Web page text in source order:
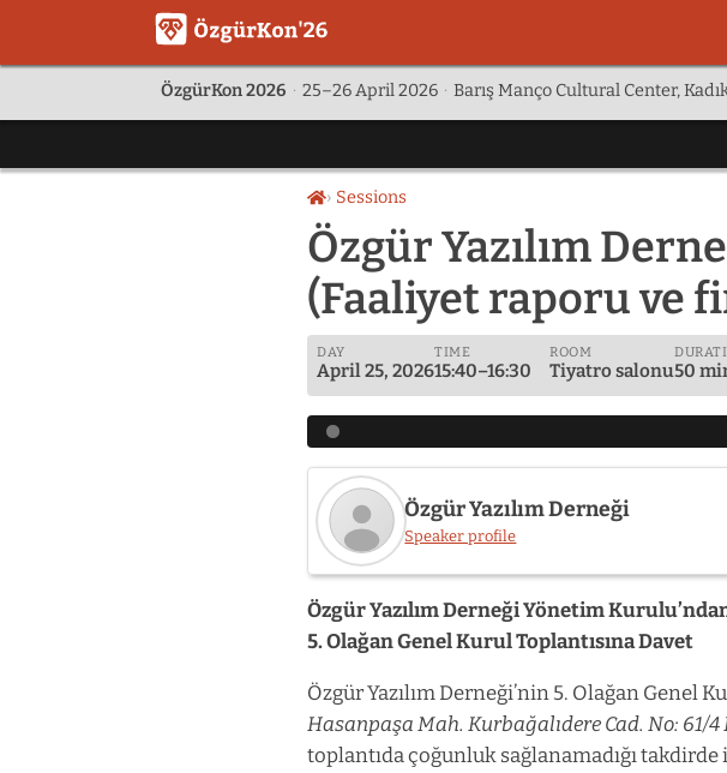
ÖzgürKon 2026 · 25–26 April 2026 · Barış Manço Cultural Center,
HomeSessions
Özgür Yazılım
(Faaliyet raporu ve
DAY
April 25, 2026
TIME
15:40–16:30
ROOM
Tiyatro salonu50
Speaker
photo
not
provided
Özgür
Yazılım
Derneği
Özgür Yazılım Derneği
Speaker profile
Özgür Yazılım Derneği Yönetim
5. Olağan Genel Kurul Toplantısına Davet
Özgür Yazılım Derneği’nin 5. Olağan Genel
Hasanpaşa Mah. Kurbağalıdere Cad. No:
toplantıda çoğunluk sağlanamadığı